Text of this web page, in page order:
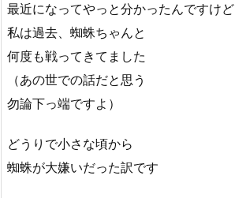
最近になってやっと分かったんですけど
私は過去、蜘蛛ちゃんと
何度も戦ってきてました
（あの世での話だと思う
勿論下っ端ですよ）
どうりで小さな頃から
蜘蛛が大嫌いだった訳です